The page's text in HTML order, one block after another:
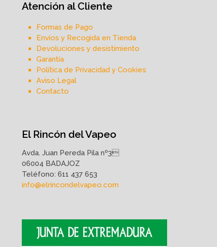
Atención al Cliente
Formas de Pago
Envíos y Recogida en Tienda
Devoluciones y desistimiento
Garantía
Política de Privacidad y Cookies
Aviso Legal
Contacto
El Rincón del Vapeo
Avda. Juan Pereda Pila nº3
06004 BADAJOZ
Teléfono: 611 437 653
info@elrincondelvapeo.com